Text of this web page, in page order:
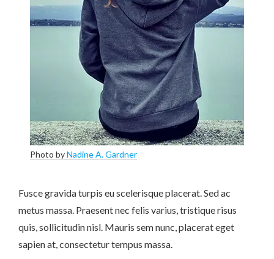
Photo byNadine A. Gardner
Fusce gravida turpis eu scelerisque placerat. Sed ac
metus massa. Praesent nec felis varius, tristique risus
quis, sollicitudin nisl. Mauris sem nunc, placerat eget
sapien at, consectetur tempus massa.